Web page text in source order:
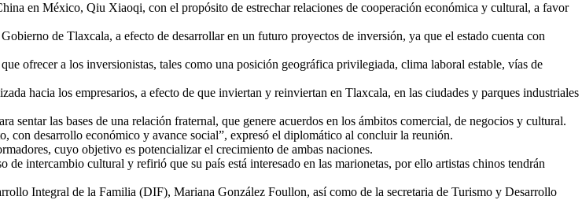
en México, Qiu Xiaoqi, con el propósito de estrechar relaciones de cooperación económica y cultural, a favor
de Tlaxcala, a efecto de desarrollar en un futuro proyectos de inversión, ya que el estado cuenta con
ofrecer a los inversionistas, tales como una posición geográfica privilegiada, clima laboral estable, vías de
hacia los empresarios, a efecto de que inviertan y reinviertan en Tlaxcala, en las ciudades y parques industriales
las bases de una relación fraternal, que genere acuerdos en los ámbitos comercial, de negocios y cultural.
con desarrollo económico y avance social”, expresó el diplomático al concluir la reunión.
cuyo objetivo es potencializar el crecimiento de ambas naciones.
intercambio cultural y refirió que su país está interesado en las marionetas, por ello artistas chinos tendrán
Integral de la Familia (DIF), Mariana González Foullon, así como de la secretaria de Turismo y Desarrollo